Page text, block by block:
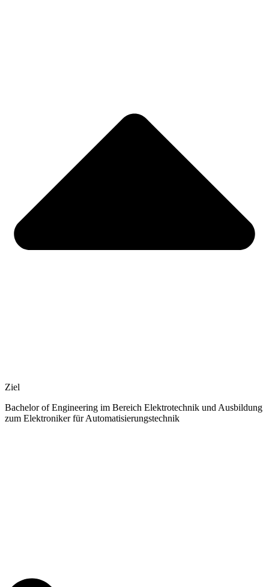
Ziel
Bachelor of Engineering im Bereich Elektrotechnik und Ausbildung
zum Elektroniker für Automatisierungstechnik